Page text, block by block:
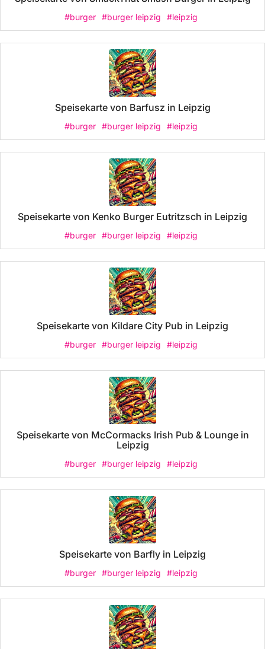
#burger #burger leipzig #leipzig
Speisekarte von Barfusz in Leipzig
#burger #burger leipzig #leipzig
Speisekarte von Kenko Burger Eutritzsch in Leipzig
#burger #burger leipzig #leipzig
Speisekarte von Kildare City Pub in Leipzig
#burger #burger leipzig #leipzig
Speisekarte von McCormacks Irish Pub & Lounge in
Leipzig
#burger #burger leipzig #leipzig
Speisekarte von Barfly in Leipzig
#burger #burger leipzig #leipzig